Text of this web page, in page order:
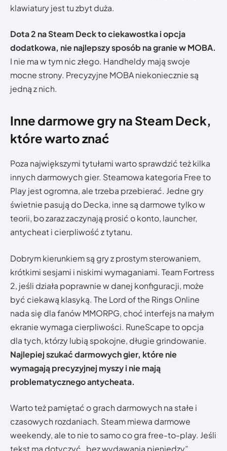
klawiatury jest tu zbyt duża.
Dota 2 na Steam Deck to ciekawostka i opcja
dodatkowa, nie najlepszy sposób na granie w MOBA.
I nie ma w tym nic złego. Handheldy mają swoje
mocne strony. Precyzyjne MOBA niekoniecznie są
jedną z nich.
Inne darmowe gry na Steam Deck,
które warto znać
Poza największymi tytułami warto sprawdzić też kilka
innych darmowych gier. Steamowa kategoria Free to
Play jest ogromna, ale trzeba przebierać. Jedne gry
świetnie pasują do Decka, inne są darmowe tylko w
teorii, bo zaraz zaczynają prosić o konto, launcher,
antycheat i cierpliwość z tytanu.
Dobrym kierunkiem są gry z prostym sterowaniem,
krótkimi sesjami i niskimi wymaganiami. Team Fortress
2, jeśli działa poprawnie w danej konfiguracji, może
być ciekawą klasyką. The Lord of the Rings Online
nada się dla fanów MMORPG, choć interfejs na małym
ekranie wymaga cierpliwości. RuneScape to opcja
dla tych, którzy lubią spokojne, długie grindowanie.
Najlepiej szukać darmowych gier, które nie
wymagają precyzyjnej myszy i nie mają
problematycznego antycheata.
Warto też pamiętać o grach darmowych na stałe i
czasowych rozdaniach. Steam miewa darmowe
weekendy, ale to nie to samo co gra free-to-play. Jeśli